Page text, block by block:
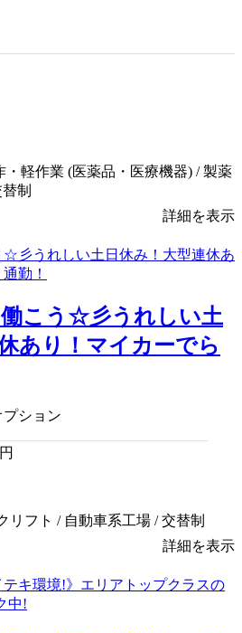
・軽作業 (医薬品・医療機器) / 製薬
制
詳細を表示
こう☆彡うれしい土
あり！マイカーでら
ション
円
リフト / 自動車系工場 / 交替制
詳細を表示